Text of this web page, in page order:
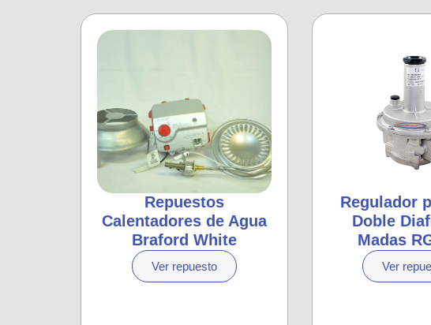
Repuestos
Calentadores de Agua
Braford White
Ver repuesto
Regulador
Doble
Madas
Ver